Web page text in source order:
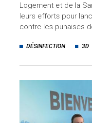
Logement et de la
leurs efforts pour
contre les punaises
DÉSINFECTION 3D